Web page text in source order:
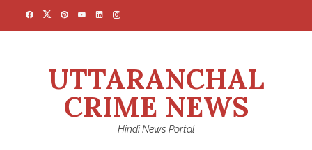
UTTARANCHAL
CRIME NEWS
Hindi News Portal